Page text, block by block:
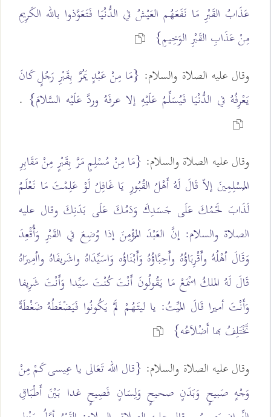
عَذَابُ القَبْرِ مَا نَفَعَهُم العَيْشُ في الدُّنْيَا فَتَعَوَّذوا بالله الكَرِيمِ
مِنْ عَذَابِ القَبْرِ الوَخِيمِ}
وقال عليه الصلاة والسلام: {مَا مِنْ عَبْدٍ يَمُرَّ بِقَبْرِ رَجُلٍ كَانَ
يَعْرِفُهُ في الدُّنْيَا فَيُسَلِّمُ عَلَيْهِ إلا عرفَهُ وردَّ عَلَيْه السَّلامَ} .
وقال عليه الصلاة والسلام: {مَا مِنْ مُسْلِمٍ مَرَّ بِقَبْرٍ مِنْ مَقَابِرِ
المُسْلِمِينَ إلاّ قَالَ لَهُ أَهْلُ القُبُورِ يَا غَافِلُ لَوْ عَلِمْتَ مَا نَعْلَمُ
لَذَابَ لَحْمُكَ عَلَى جَسَدِكَ وَدَمُكَ عَلَى بَدَنِكَ وقال عليه
الصلاة والسلام: إنَّ العَبْدَ المُؤْمِنَ إذا وُضِعَ في القَبْرِ وَأُقْعِدَ
وَقَالَ أهْلُهُ وأَقْرِبَاؤُهُ وأَحِبَّاؤُهُ وَأَبْنَاؤُه وَاسَيِّدَاهُ واشَريفَاهُ واأمِيرَاهُ
قَالَ لَهُ الملكُ اسْمَعْ مَا يَقُولُونَ أَنْتَ كُنْتَ سَيِّدا وَأَنْتَ شَرِيفا
وَأَنْتَ أميرا قَالَ المَيِّتُ: يا ليتَهُمْ لَمْ يَكُونُوا فَيَضْغَطُهُ ضَغْطَةً
تَخْتَلِفُ بها أَضْلاَعُه}
وقال عليه الصلاة والسلام: {قال الله تَعَالى يا عِيسى كَمْ مِنْ
وَجْهٍ صَبيحٍ وَبَدَنٍ صحيحٍ وَلِسَانٍ فَصِيحٍ غدا بَيْنَ أَطْبَاقِ